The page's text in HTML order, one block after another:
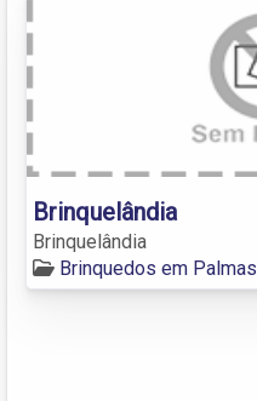
Brinquelândia
Brinquelândia
Brinquedos em Palmas